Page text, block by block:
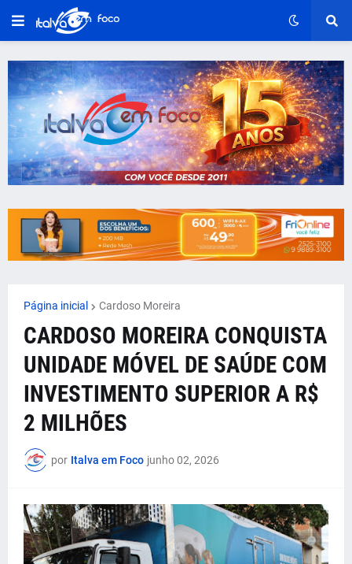
Página inicial Cardoso Moreira
CARDOSO MOREIRA CONQUISTA
UNIDADE MÓVEL DE SAÚDE COM
INVESTIMENTO SUPERIOR A R$
2 MILHÕES
por Italva em Foco junho 02, 2026